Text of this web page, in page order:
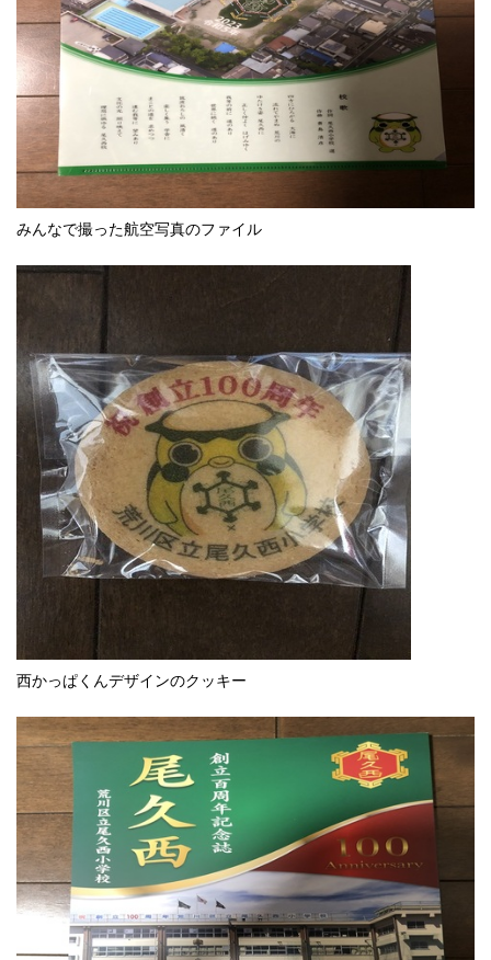
みんなで撮った航空写真のファイル
西かっぱくんデザインのクッキー